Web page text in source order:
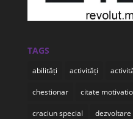
TAGS
abilități activități
chestionar citate
craciun special dezvoltare